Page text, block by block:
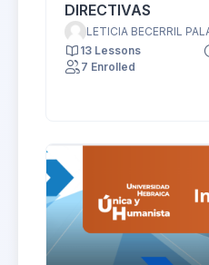
DIRECTIVAS
LETICIA BECERRIL
13 Lessons
7 Enrolled